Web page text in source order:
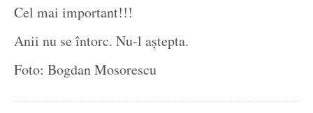
Cel mai important!!!
Anii nu se întorc. Nu-l aștepta.
Foto: Bogdan Mosorescu